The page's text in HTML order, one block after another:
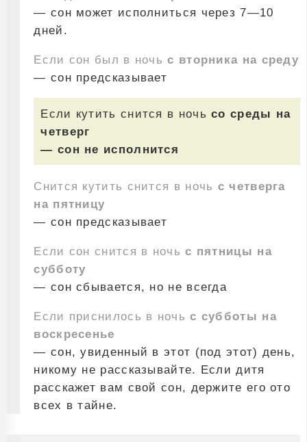
— сон может исполниться через 7—10
дней.
Если сон был в ночьс вторника на среду
— сон предсказывает
Если кутить снится в ночьсо среды на
четверг
— сон не исполнится
Снится кутить снится в ночь с четверга
на пятницу
— сон предсказывает
Если сон снится в ночьс пятницы на
субботу
— сон сбывается, но не всегда
Если приснилось в ночьс субботы на
воскресенье
— сон, увиденный в этот (под этот) день,
никому не рассказывайте. Если дитя
расскажет вам свой сон, держите его ото
всех в тайне.